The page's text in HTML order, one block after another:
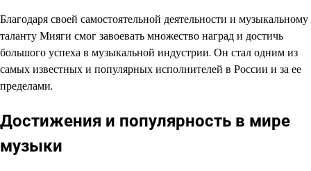
Благодаря своей самостоятельной деятельности и музыкальному
таланту Мияги смог завоевать множество наград и достичь
большого успеха в музыкальной индустрии. Он стал одним из
самых известных и популярных исполнителей в России и за ее
пределами.
Достижения и популярность в мире
музыки